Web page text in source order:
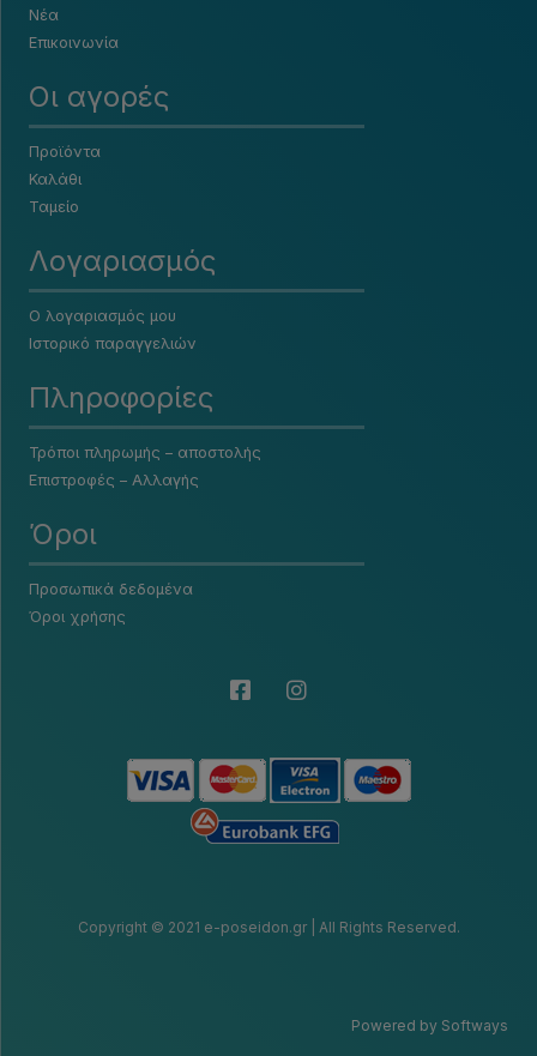
Νέα
Επικοινωνία
Οι αγορές
Προϊόντα
Καλάθι
Ταμείο
Λογαριασμός
Ο λογαριασμός μου
Ιστορικό παραγγελιών
Πληροφορίες
Τρόποι πληρωμής – αποστολής
Επιστροφές – Αλλαγής
Όροι
Προσωπικά δεδομένα
Όροι χρήσης
Copyright © 2021 e-poseidon.gr | All Rights Reserved.
Powered by Softways